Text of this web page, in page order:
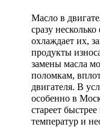
Масло в
сразу
охлаждает их,
продукты
замены масла
поломкам,
двигателя. В
особенно в
стареет
температур и